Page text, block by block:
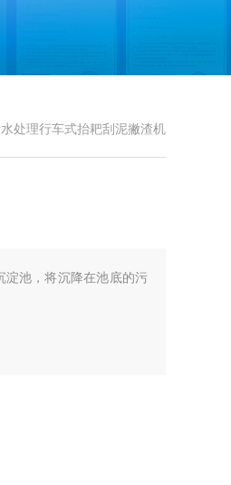
处理行车式抬耙刮泥撇渣机
淀池，将沉降在池底的污